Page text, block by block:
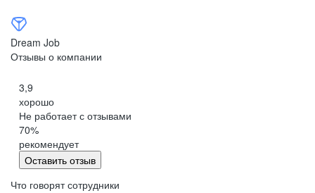
Dream Job
Отзывы о компании
3,9
хорошо
Не работает с отзывами
70%
рекомендует
Оставить отзыв
Что говорят сотрудники